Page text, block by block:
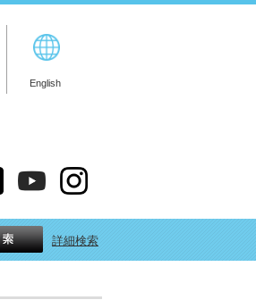
English
詳細検索